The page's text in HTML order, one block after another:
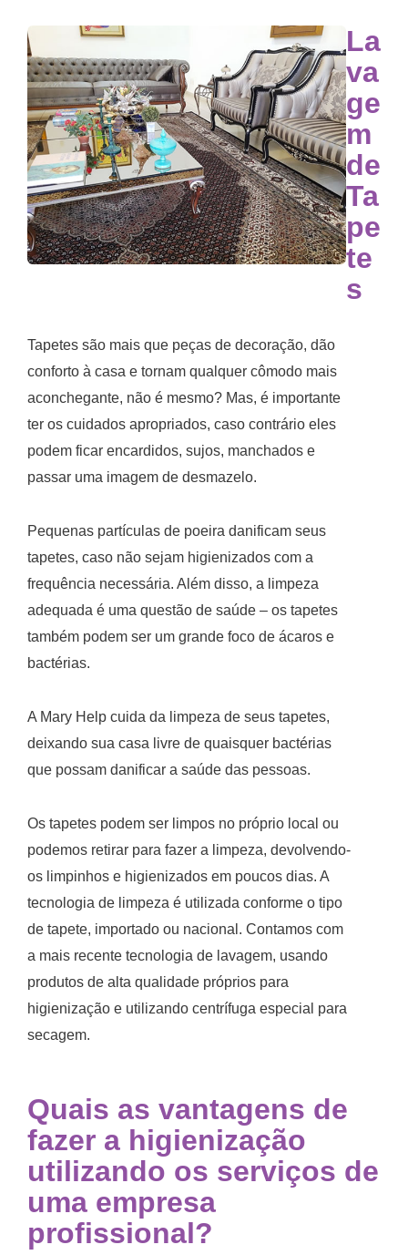
La
va
ge
m
de
Ta
pe
te
s
Tapetes são mais que peças de decoração, dão
conforto à casa e tornam qualquer cômodo mais
aconchegante, não é mesmo? Mas, é importante
ter os cuidados apropriados, caso contrário eles
podem ficar encardidos, sujos, manchados e
passar uma imagem de desmazelo.
Pequenas partículas de poeira danificam seus
tapetes, caso não sejam higienizados com a
frequência necessária. Além disso, a limpeza
adequada é uma questão de saúde – os tapetes
também podem ser um grande foco de ácaros e
bactérias.
A Mary Help cuida da limpeza de seus tapetes,
deixando sua casa livre de quaisquer bactérias
que possam danificar a saúde das pessoas.
Os tapetes podem ser limpos no próprio local ou
podemos retirar para fazer a limpeza, devolvendo-
os limpinhos e higienizados em poucos dias. A
tecnologia de limpeza é utilizada conforme o tipo
de tapete, importado ou nacional. Contamos com
a mais recente tecnologia de lavagem, usando
produtos de alta qualidade próprios para
higienização e utilizando centrífuga especial para
secagem.
Quais as vantagens de
fazer a higienização
utilizando os serviços de
uma empresa
profissional?